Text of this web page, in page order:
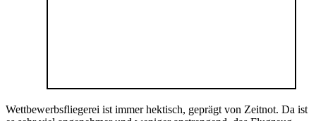
Wettbewerbsfliegerei ist immer hektisch, geprägt von Zeitnot. Da ist